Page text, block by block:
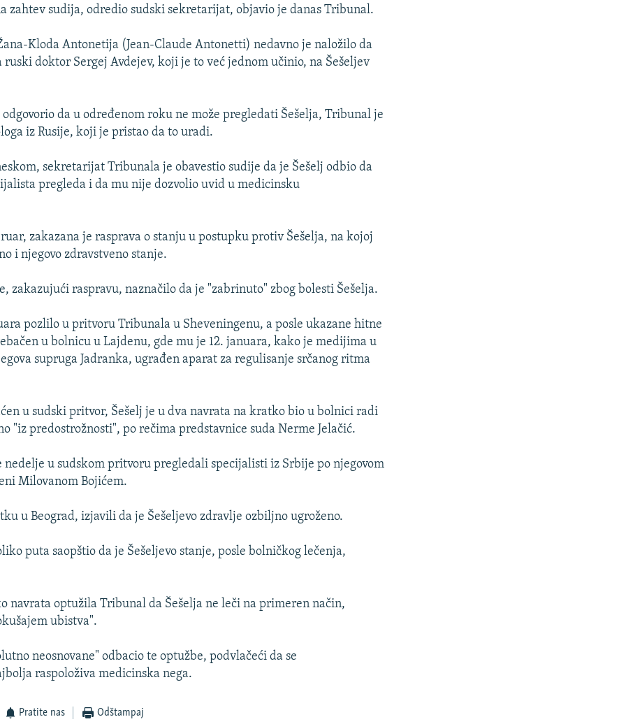
zahtev sudija, odredio sudski sekretarijat, objavio je danas Tribunal.
Kloda Antonetija (Jean-Claude Antonetti) nedavno je naložilo da
ruski doktor Sergej Avdejev, koji je to već jednom učinio, na Šešeljev
odgovorio da u određenom roku ne može pregledati Šešelja, Tribunal je
iz Rusije, koji je pristao da to uradi.
sekretarijat Tribunala je obavestio sudije da je Šešelj odbio da
pregleda i da mu nije dozvolio uvid u medicinsku
zakazana je rasprava o stanju u postupku protiv Šešelja, na kojoj
i njegovo zdravstveno stanje.
zakazujući raspravu, naznačilo da je "zabrinuto" zbog bolesti Šešelja.
pozlilo u pritvoru Tribunala u Sheveningenu, a posle ukazane hitne
u bolnicu u Lajdenu, gde mu je 12. januara, kako je medijima u
supruga Jadranka, ugrađen aparat za regulisanje srčanog ritma
u sudski pritvor, Šešelj je u dva navrata na kratko bio u bolnici radi
"iz predostrožnosti", po rečima predstavnice suda Nerme Jelačić.
nedelje u sudskom pritvoru pregledali specijalisti iz Srbije po njegovom
Milovanom Bojićem.
u Beograd, izjavili da je Šešeljevo zdravlje ozbiljno ugroženo.
puta saopštio da je Šešeljevo stanje, posle bolničkog lečenja,
navrata optužila Tribunal da Šešelja ne leči na primeren način,
ubistva".
neosnovane" odbacio te optužbe, podvlačeći da se
raspoloživa medicinska nega.
Pratite nas Odštampaj